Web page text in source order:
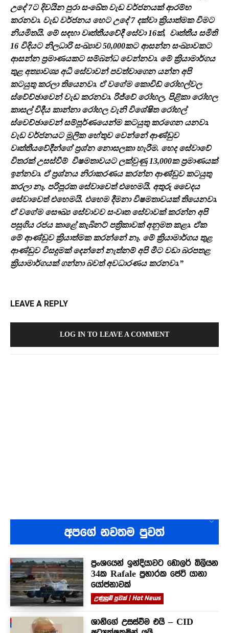
උදේ 7ට දිවයින පුරා සංඛේත වැඩ වර්ජනයක් ආරම්භ
කරනවා. වැඩ වර්ජනය හෙට උදේ 7 දක්වා ක්‍රියාත්මක විමට
නියමිතයි. මේ සඳහා වෘත්තීයවේදී සේවා 16ක්, වෘත්තීය සමිති
16 විදියට නිලධාරි සංඛ්‍යාව 50,000කට ආසන්න සංඛ්‍යාවකට
ආසන්න ප්‍රමාණයකට සම්බන්ධ වෙන්නවා. මේ ක්‍රියාමාර්ගය
තුළ අත්‍යාවශ්‍ය අධි සේවාවන් පවත්වාගෙන යන්න අපි
කටයුතු කරලා තියෙනවා. ඒ වගේම කොවිඩ් රෝහල්වල
ස්වේච්ඡාවෙන් වැඩ කරනවා. රිජ්වේ රෝහල, පිළිකා රෝහල
කාසල් විදීය කාන්නා රෝහල වැනි විශේෂිත රෝහල්
ස්වෙච්ඡාවෙන් සම්පූර්ණයෙන්ම කටයුතු කරගෙන යනවා.
වැඩ වර්ජනයට මූලික හේතුව වෙන්නේ ආණ්ඩුව
වෘත්තීයවේදීන්ගේ ප්‍රශ්න නොසලකා හැරීම. හෙද සේවාවේ
විතරක් උසස්වීම් විෂමතාවයට ලක්වුණු 13,000ක ප්‍රමාණයක්
ඉන්නවා. ඒ ප්‍රශ්නය නිරාකරණය කරන්න ආණ්ඩුව කටයුතු
කරලා නෑ. පරිපූරක සේවාවෙත් එ‌හෙමයි. අතුරු වෛදය
සේවාවෙත් එ‌හෙමයි. එ‌හෙම දීමනා විෂමතාවයක් තියෙනවා.
ඒ වගේම සෞඛ්‍ය සේවාවව සංවෘත සේවාවක් කරන්න අපි
පසුගිය රජය කාළේ කැබිනට් පත්‍රිකාවක් අනුමත කළා. ඒක
මේ ආණ්ඩුව ක්‍රියාත්මක කරන්නේ නෑ. මේ ක්‍රියාමාර්ගය තුළ
ආණ්ඩුව විසදුමක් දෙන්නේ නැත්නම් අපි මීට වඩා බරපතළ
ක්‍රියාමාර්ගයක් ගන්නා බවත් අවධාරණය කරනවා.”
LEAVE A REPLY
LOG IN TO LEAVE A COMMENT
අපගේ නවතම පුවත්
ප්‍රංශයෙන් ඉන්දියාවට ඩොලර් බිලියන
34ක Rafale ප්‍රහාරක ජෙට් යානා
යෝජනාවක්
උණුසුම් පුවත් | Hot News
ශානිගේ උසස්වීම එයි – CID